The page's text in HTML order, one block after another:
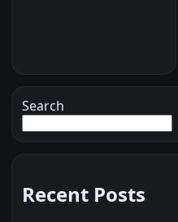
Search
Recent Posts